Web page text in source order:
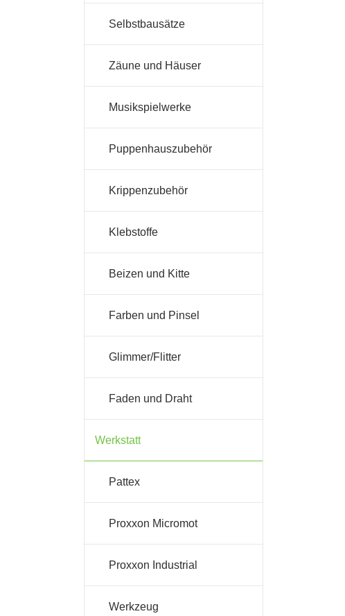
Selbstbausätze
Zäune und Häuser
Musikspielwerke
Puppenhauszubehör
Krippenzubehör
Klebstoffe
Beizen und Kitte
Farben und Pinsel
Glimmer/Flitter
Faden und Draht
Werkstatt
Pattex
Proxxon Micromot
Proxxon Industrial
Werkzeug